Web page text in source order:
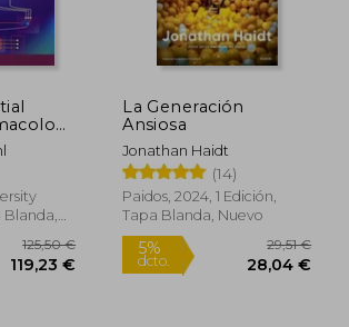
60,51 €
5%
dcto.
Basis
Blanda,
La Generación
Ansiosa
Jonathan Haidt
(14)
Paidos, 2024, 1 Edición,
Tapa Blanda, Nuevo